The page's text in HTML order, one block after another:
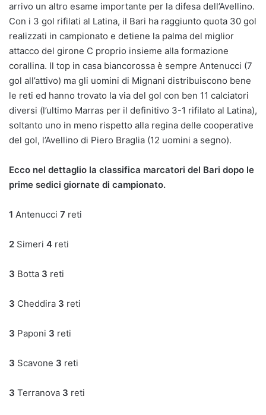
arrivo un altro esame importante per la difesa dell’Avellino.
Con i 3 gol rifilati al Latina, il Bari ha raggiunto quota 30 gol
realizzati in campionato e detiene la palma del miglior
attacco del girone C proprio insieme alla formazione
corallina. Il top in casa biancorossa è sempre Antenucci (7
gol all’attivo) ma gli uomini di Mignani distribuiscono bene
le reti ed hanno trovato la via del gol con ben 11 calciatori
diversi (l’ultimo Marras per il definitivo 3-1 rifilato al Latina),
soltanto uno in meno rispetto alla regina delle cooperative
del gol, l’Avellino di Piero Braglia (12 uomini a segno).
Ecco nel dettaglio la classifica marcatori del Bari dopo le
prime sedici giornate di campionato.
1 Antenucci 7 reti
2 Simeri 4 reti
3 Botta 3 reti
3 Cheddira 3 reti
3 Paponi 3 reti
3 Scavone 3 reti
3 Terranova 3 reti